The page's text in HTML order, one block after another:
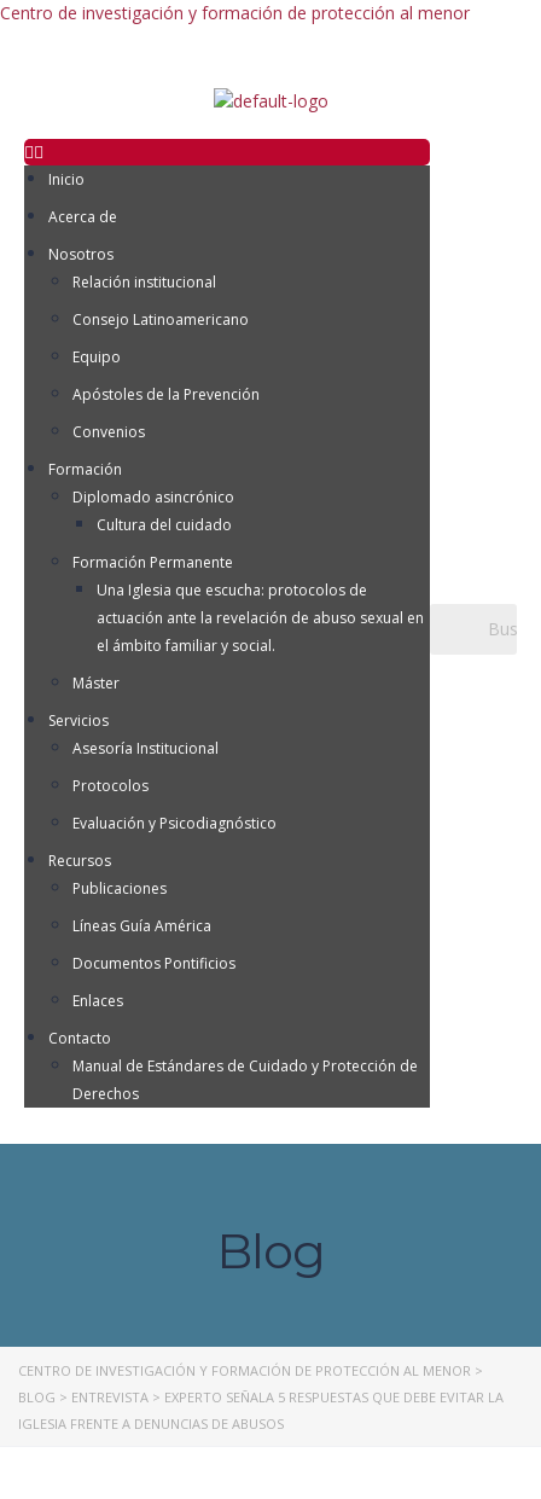
Centro de investigación y formación de protección al menor
Inicio
Acerca de
Nosotros
Relación institucional
Consejo Latinoamericano
Equipo
Apóstoles de la Prevención
Convenios
Formación
Diplomado asincrónico
Cultura del cuidado
Formación Permanente
Una Iglesia que escucha: protocolos de
actuación ante la revelación de abuso sexual en
el ámbito familiar y social.
Máster
Servicios
Asesoría Institucional
Protocolos
Evaluación y Psicodiagnóstico
Recursos
Publicaciones
Líneas Guía América
Documentos Pontificios
Enlaces
Contacto
Manual de Estándares de Cuidado y Protección de
Derechos
Blog
CENTRO DE INVESTIGACIÓN Y FORMACIÓN DE PROTECCIÓN AL MENOR >
BLOG > ENTREVISTA > EXPERTO SEÑALA 5 RESPUESTAS QUE DEBE EVITAR LA
IGLESIA FRENTE A DENUNCIAS DE ABUSOS